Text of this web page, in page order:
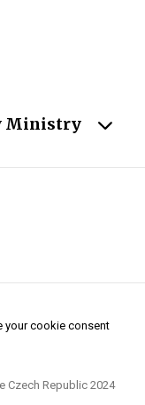
Ministry
your cookie consent
Czech Republic 2024